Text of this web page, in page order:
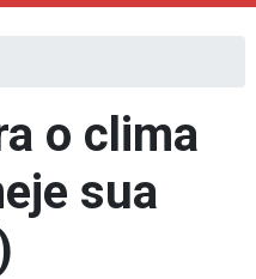
o clima
sua